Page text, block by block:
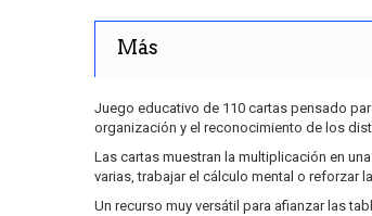
Más
Juego educativo de 110 cartas pensado
organización y el reconocimiento de los
Las cartas muestran la multiplicación en
varias, trabajar el cálculo mental o reforzar
Un recurso muy versátil para afianzar las